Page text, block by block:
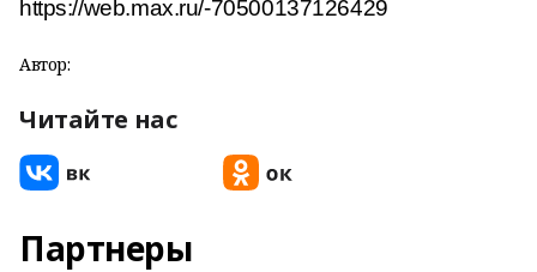
https://web.max.ru/-70500137126429
Автор:
Читайте нас
Партнеры